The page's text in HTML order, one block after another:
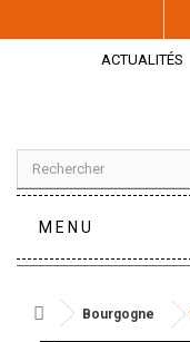
ACTUALITÉS
MENU
Bourgogne